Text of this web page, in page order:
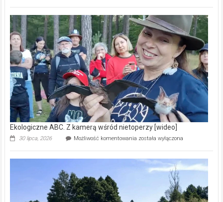
–
prawdziwy
skarb
natury
[wideo]
Ekologiczne ABC. Z kamerą wśród nietoperzy [wideo]
30 lipca, 2026 Możliwość komentowania Ekologiczne
kamerą
wśród
została wyłączona